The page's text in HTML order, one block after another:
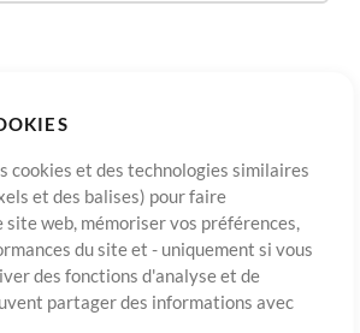
cookies et des technologies similaires
et des balises) pour faire
web, mémoriser vos préférences,
du site et - uniquement si vous
des fonctions d'analyse et de
partager des informations avec